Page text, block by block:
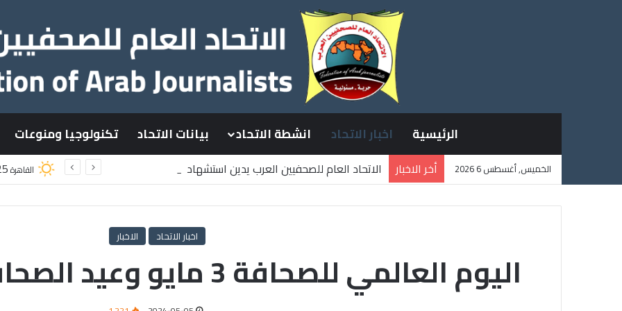
الرئيسية اخبار الاتحاد انشطة الاتحاد بيانات الاتحاد تكنولوجيا ومنوعات
الخميس, أغسطس 6 2026 أخر الاخبار
الاتحاد العام للصحفيين العرب يدين استشهاد
القاهرة
اخبار الاتحاد الاخبار
اليوم العالمي للصحافة 3 مايو وعيد الصحافة العربية 6 مايو